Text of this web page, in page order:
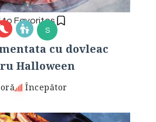
to Favorites
S
cu dovleac
Halloween
Începător